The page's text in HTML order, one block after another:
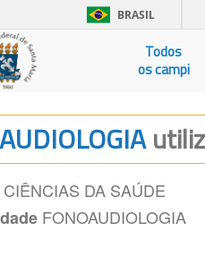
BRASIL
Todos
os campi
CIÊNCIAS DA SAÚDE
FONOAUDIOLOGIA